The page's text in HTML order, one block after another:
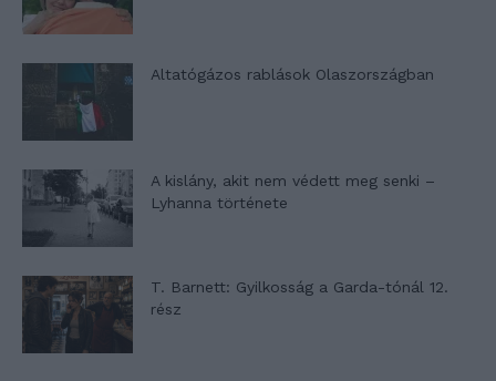
Altatógázos rablások Olaszországban
A kislány, akit nem védett meg senki –
Lyhanna története
T. Barnett: Gyilkosság a Garda-tónál 12.
rész